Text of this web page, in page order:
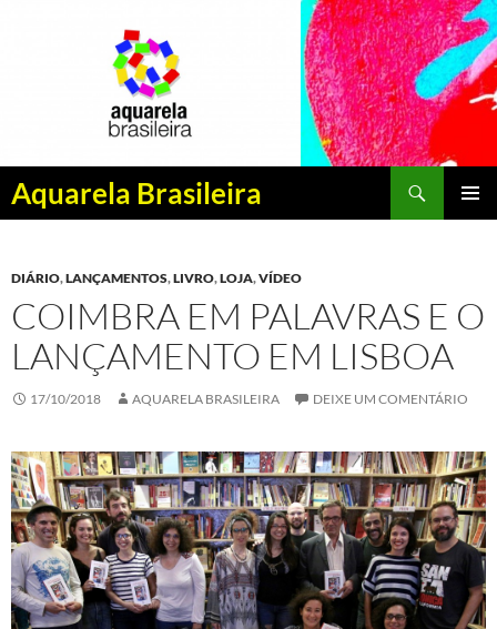
Aquarela Brasileira
Pesquisar
PULAR
CONTEÚDO
DIÁRIO,LANÇAMENTOS,LIVRO,LOJA,VÍDEO
COIMBRA EM PALAVRAS E O
LANÇAMENTO EM LISBOA
17/10/2018 AQUARELA BRASILEIRA DEIXE UM COMENTÁRIO